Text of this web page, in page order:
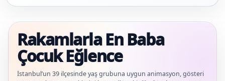
Rakamlarla En Baba
Çocuk Eğlence
İstanbul’un 39 ilçesinde yaş grubuna uygun animasyon, gösteri